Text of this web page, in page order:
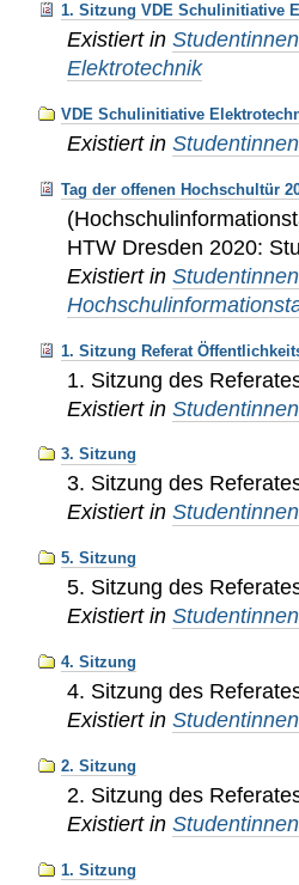
1. Sitzung VDE Schulinitiative
Existiert in
Elektrotechnik
VDE Schulinitiative
Existiert in
Tag der offenen Hochschultür
HTW Dresden 2020:
Existiert in
1. Sitzung Referat
1. Sitzung des
Existiert in
3. Sitzung
3. Sitzung des
Existiert in
5. Sitzung
5. Sitzung des
Existiert in
4. Sitzung
4. Sitzung des
Existiert in
2. Sitzung
2. Sitzung des
Existiert in
1. Sitzung